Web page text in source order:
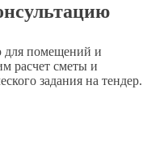
для помещений и
расчет сметы и
задания на тендер.